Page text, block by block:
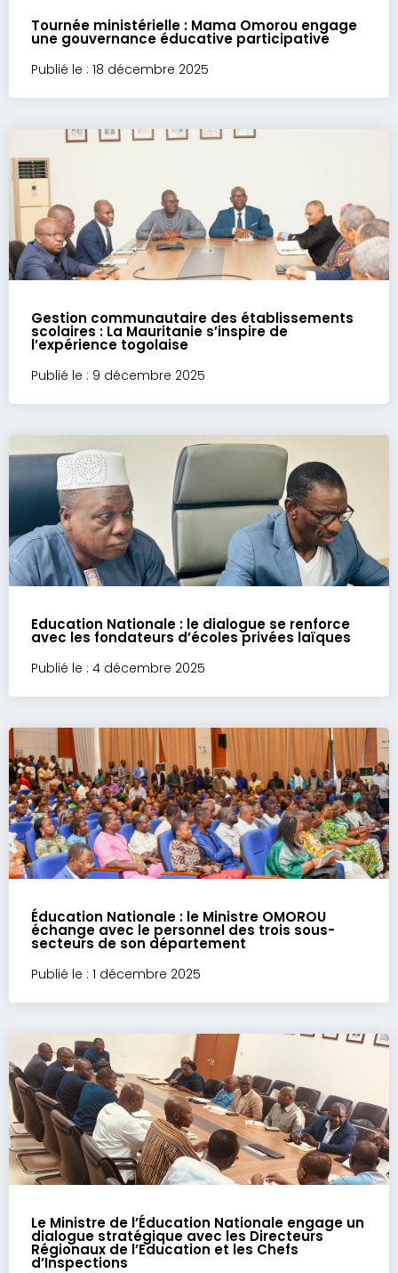
Tournée ministérielle : Mama Omorou engage
une gouvernance éducative participative
Publié le : 18 décembre 2025
Gestion communautaire des établissements
scolaires : La Mauritanie s’inspire de
l’expérience togolaise
Publié le : 9 décembre 2025
Education Nationale : le dialogue se renforce
avec les fondateurs d’écoles privées laïques
Publié le : 4 décembre 2025
Éducation Nationale : le Ministre OMOROU
échange avec le personnel des trois sous-
secteurs de son département
Publié le : 1 décembre 2025
Le Ministre de l’Éducation Nationale engage un
dialogue stratégique avec les Directeurs
Régionaux de l’Education et les Chefs
d’Inspections